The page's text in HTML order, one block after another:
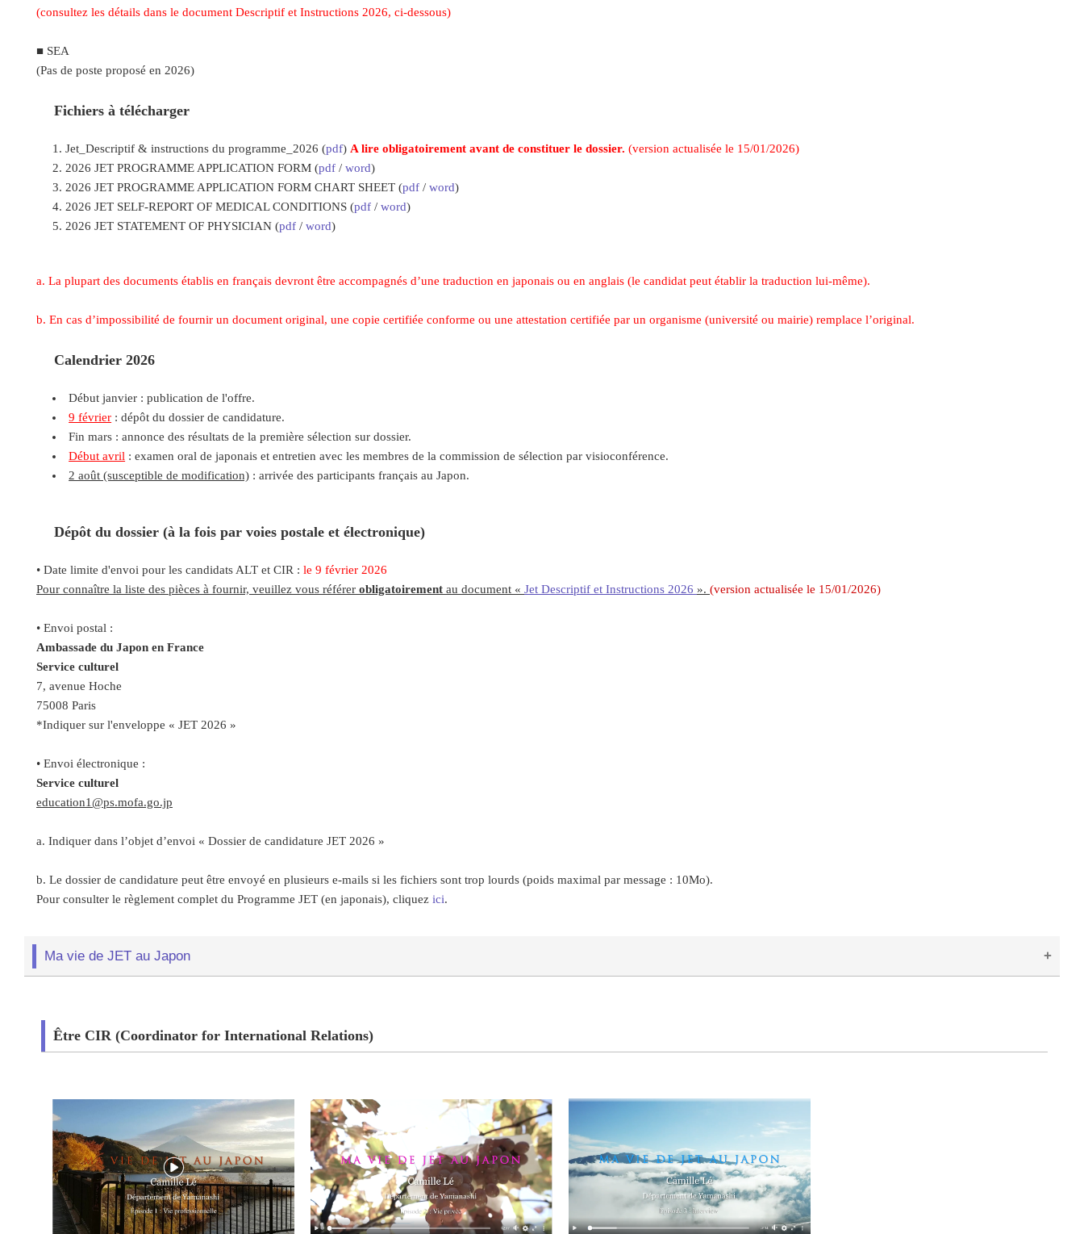
(consultez les détails dans le document Descriptif et Instructions 2026, ci-dessous)
■ SEA
(Pas de poste proposé en 2026)
Fichiers à télécharger
Jet_Descriptif & instructions du programme_2026 (pdf) A lire obligatoirement avant de constituer le dossier. (version actualisée le 15/01/2026)
2026 JET PROGRAMME APPLICATION FORM (pdf / word)
2026 JET PROGRAMME APPLICATION FORM CHART SHEET (pdf / word)
2026 JET SELF-REPORT OF MEDICAL CONDITIONS (pdf / word)
2026 JET STATEMENT OF PHYSICIAN (pdf / word)
a. La plupart des documents établis en français devront être accompagnés d’une traduction en japonais ou en anglais (le candidat peut établir la traduction lui-même).
b. En cas d’impossibilité de fournir un document original, une copie certifiée conforme ou une attestation certifiée par un organisme (université ou mairie) remplace l’original.
Calendrier 2026
Début janvier : publication de l'offre.
9 février : dépôt du dossier de candidature.
Fin mars : annonce des résultats de la première sélection sur dossier.
Début avril : examen oral de japonais et entretien avec les membres de la commission de sélection par visioconférence.
2 août (susceptible de modification) : arrivée des participants français au Japon.
Dépôt du dossier (à la fois par voies postale et électronique)
• Date limite d'envoi pour les candidats ALT et CIR : le 9 février 2026
Pour connaître la liste des pièces à fournir, veuillez vous référer obligatoirement au document « Jet Descriptif et Instructions 2026 ». (version actualisée le 15/01/2026)
• Envoi postal :
Ambassade du Japon en France
Service culturel
7, avenue Hoche
75008 Paris
*Indiquer sur l'enveloppe « JET 2026 »
• Envoi électronique :
Service culturel
education1@ps.mofa.go.jp
a. Indiquer dans l’objet d’envoi « Dossier de candidature JET 2026 »
b. Le dossier de candidature peut être envoyé en plusieurs e-mails si les fichiers sont trop lourds (poids maximal par message : 10Mo).
Pour consulter le règlement complet du Programme JET (en japonais), cliquez ici.
Ma vie de JET au Japon
Être CIR (Coordinator for International Relations)